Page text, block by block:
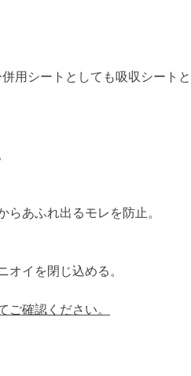
用シートとしても吸収シートと
あふれ出るモレを防止。
オイを閉じ込める。
ご確認ください。